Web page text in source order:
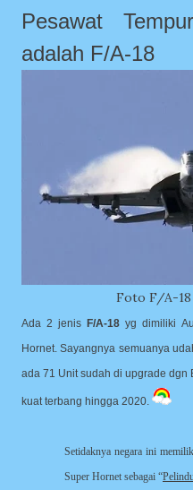
Pesawat
adalah F/A-18
Foto F/A-
Ada 2 jenis F/A-18 yg dimiliki
Hornet. Sayangnya semuanya
ada 71 Unit sudah di upgrade dgn
kuat terbang hingga 2020.
Setidaknya negara ini
Super Hornet sebagai “